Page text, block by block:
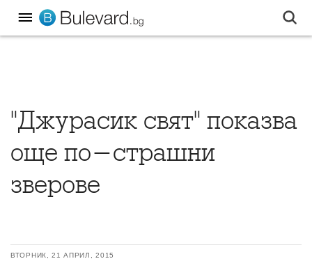
"Джурасик свят" показва
още по-страшни
зверове
ВТОРНИК, 21 АПРИЛ, 2015